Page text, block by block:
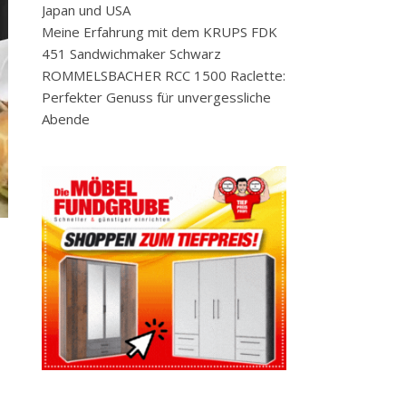
Japan und USA
Meine Erfahrung mit dem KRUPS FDK
451 Sandwichmaker Schwarz
ROMMELSBACHER RCC 1500 Raclette:
Perfekter Genuss für unvergessliche
Abende